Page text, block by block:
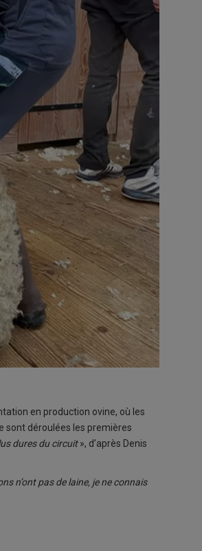
en production ovine, où les
sont déroulées les premières
dures du circuit», d’après Denis
n’ont pas de laine, je ne connais